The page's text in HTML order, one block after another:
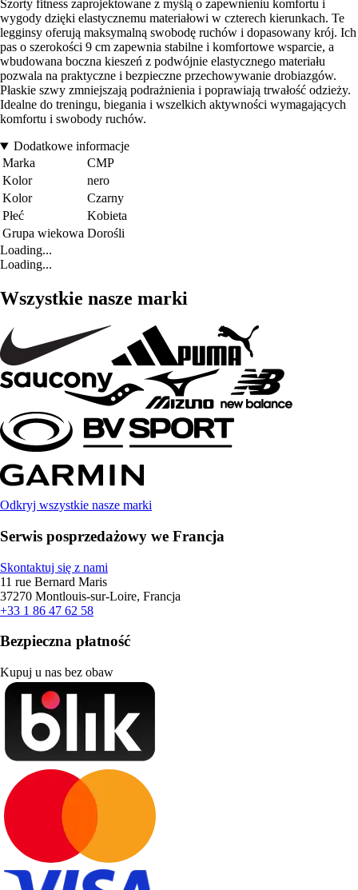
Szorty fitness zaprojektowane z myślą o zapewnieniu komfortu i
wygody dzięki elastycznemu materiałowi w czterech kierunkach. Te
legginsy oferują maksymalną swobodę ruchów i dopasowany krój. Ich
pas o szerokości 9 cm zapewnia stabilne i komfortowe wsparcie, a
wbudowana boczna kieszeń z podwójnie elastycznego materiału
pozwala na praktyczne i bezpieczne przechowywanie drobiazgów.
Płaskie szwy zmniejszają podrażnienia i poprawiają trwałość odzieży.
Idealne do treningu, biegania i wszelkich aktywności wymagających
komfortu i swobody ruchów.
Dodatkowe informacje
Marka
CMP
Kolor
nero
Kolor
Czarny
Płeć
Kobieta
Grupa wiekowa Dorośli
Loading...
Loading...
Wszystkie nasze marki
Odkryj wszystkie nasze marki
Serwis posprzedażowy we Francja
Skontaktuj się z nami
11 rue Bernard Maris
37270 Montlouis-sur-Loire, Francja
+33 1 86 47 62 58
Bezpieczna płatność
Kupuj u nas bez obaw